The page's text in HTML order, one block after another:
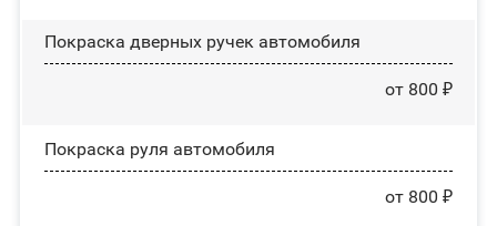
Покраска дверных ручек автомобиля
от 800 ₽
Покраска руля автомобиля
от 800 ₽